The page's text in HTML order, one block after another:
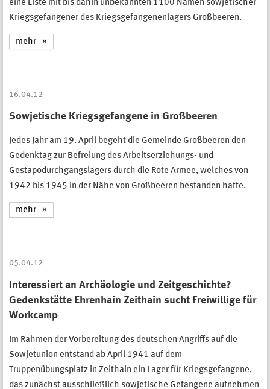
eine Liste mit bis dahin unbekannten 1100 Namen sowjetischer
Kriegsgefangener des Kriegsgefangenenlagers Großbeeren.
mehr
16.04.12
Sowjetische Kriegsgefangene in Großbeeren
Jedes Jahr am 19. April begeht die Gemeinde Großbeeren den
Gedenktag zur Befreiung des Arbeitserziehungs- und
Gestapodurchgangslagers durch die Rote Armee, welches von
1942 bis 1945 in der Nähe von Großbeeren bestanden hatte.
mehr
05.04.12
Interessiert an Archäologie und Zeitgeschichte?
Gedenkstätte Ehrenhain Zeithain sucht Freiwillige für
Workcamp
Im Rahmen der Vorbereitung des deutschen Angriffs auf die
Sowjetunion entstand ab April 1941 auf dem
Truppenübungsplatz in Zeithain ein Lager für Kriegsgefangene,
das zunächst ausschließlich sowjetische Gefangene aufnehmen